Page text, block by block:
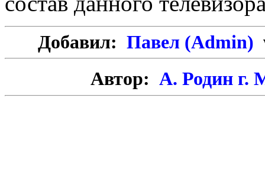
Добавил: Павел (Admin)
Автор: А. Родин г.